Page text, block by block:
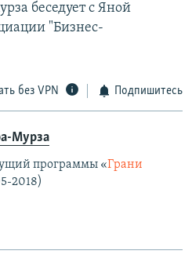
беседует с Яной
"Бизнес-
без VPN Подпишитесь
Мурза
программы «Грани
2018)